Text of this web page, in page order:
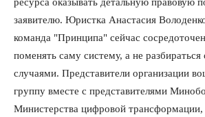
заявителю. Юристка Анастасия
команда "Принципа" сейчас
поменять саму систему, а не
случаями. Представители организации
группу вместе с представителями
Министерства цифровой